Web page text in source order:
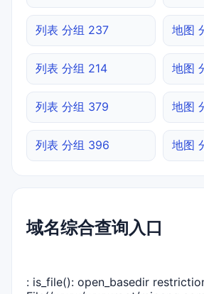
列表 分组 237 地图
列表 分组 214 地图
列表 分组 379 地图
列表 分组 396 地图
域名综合查询入口
: is_file(): open_basedir